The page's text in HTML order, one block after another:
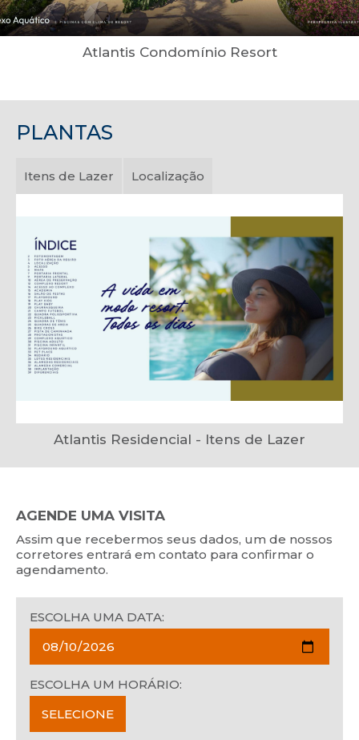
Atlantis Condomínio Resort
PLANTAS
Itens de Lazer Localização
Atlantis Residencial - Itens de Lazer
AGENDE UMA VISITA
Assim que recebermos seus dados, um de nossos
corretores entrará em contato para confirmar o
agendamento.
ESCOLHA UMA DATA:
ESCOLHA UM HORÁRIO: